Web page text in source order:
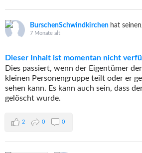
BurschenSchwindkirchen hat
7 Monate alt
Dieser Inhalt ist momentan nicht
Dies passiert, wenn der Eigentümer
kleinen Personengruppe teilt oder er
sehen kann. Es kann auch sein, dass
gelöscht wurde.
2 0 0